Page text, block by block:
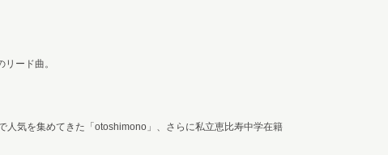
ード曲。
人気を集めてきた「otoshimono」、さらに私立恵比寿中学在籍